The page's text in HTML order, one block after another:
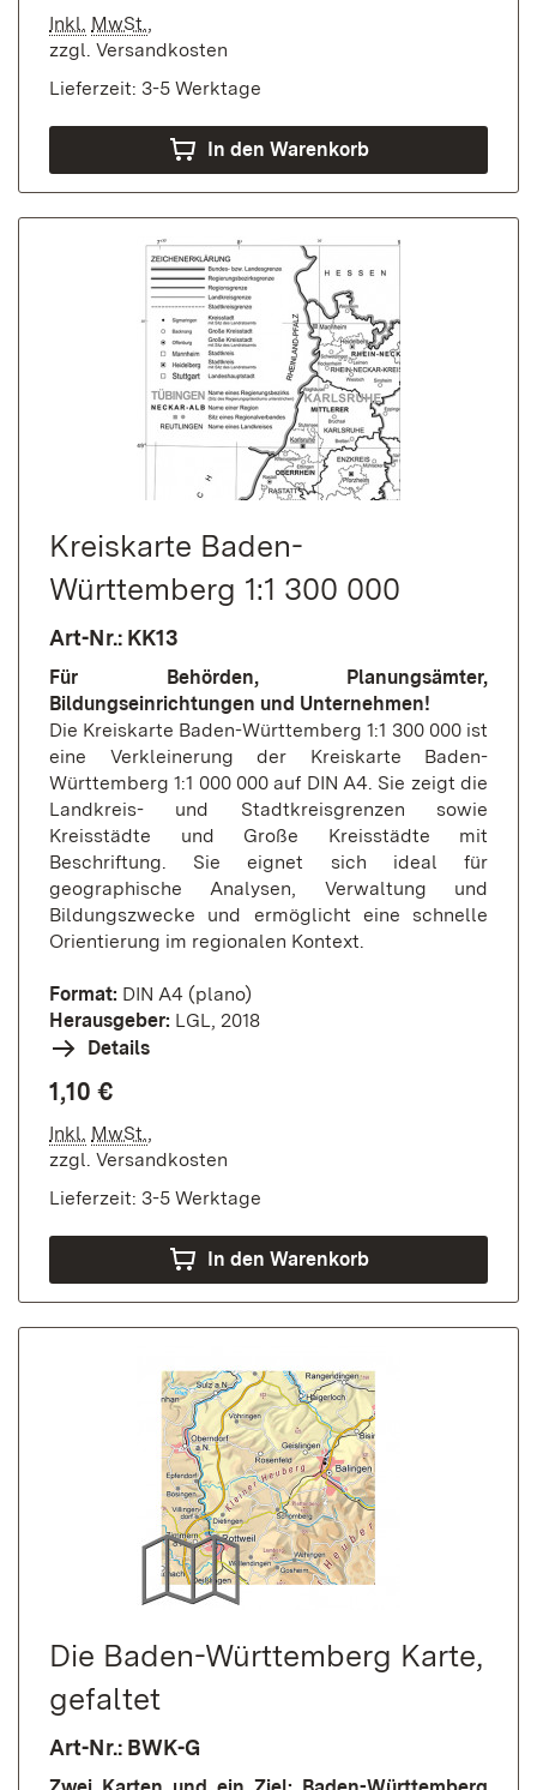
Inkl. MwSt.,
zzgl. Versandkosten
Lieferzeit: 3-5 Werktage
In den Warenkorb
Kreiskarte Baden-
Württemberg 1:1 300 000
Art-Nr.: KK13
Für Behörden, Planungsämter,
Bildungseinrichtungen und Unternehmen!
Die Kreiskarte Baden-Württemberg 1:1 300 000 ist
eine Verkleinerung der Kreiskarte Baden-
Württemberg 1:1 000 000 auf DIN A4. Sie zeigt die
Landkreis- und Stadtkreisgrenzen sowie
Kreisstädte und Große Kreisstädte mit
Beschriftung. Sie eignet sich ideal für
geographische Analysen, Verwaltung und
Bildungszwecke und ermöglicht eine schnelle
Orientierung im regionalen Kontext.
Format: DIN A4 (plano)
Herausgeber: LGL, 2018
Details
1,10 €
Inkl. MwSt.,
zzgl. Versandkosten
Lieferzeit: 3-5 Werktage
In den Warenkorb
Die Baden-Württemberg Karte,
gefaltet
Art-Nr.: BWK-G